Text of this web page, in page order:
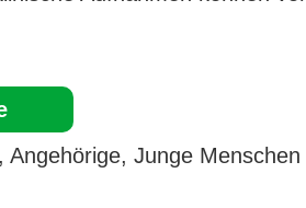
Angehörige, Junge Menschen